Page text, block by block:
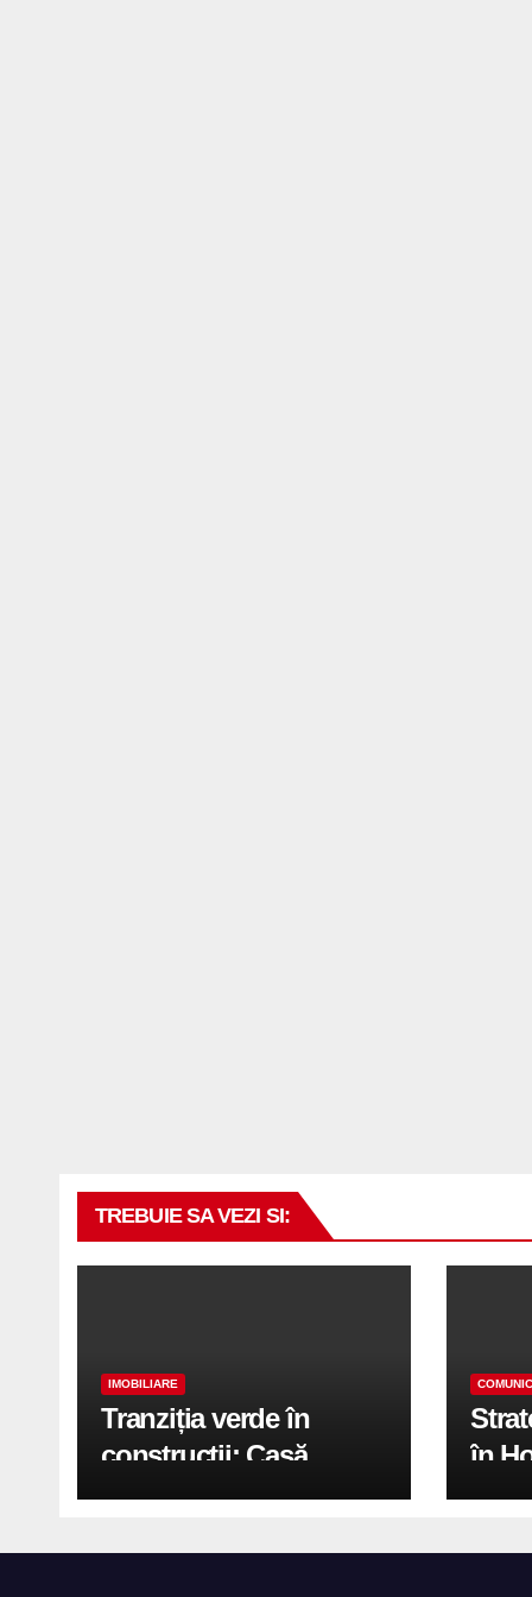
TREBUIE SA VEZI SI:
IMOBILIARE
Tranziția verde în
construcții: Casă
modernă cu structură
în